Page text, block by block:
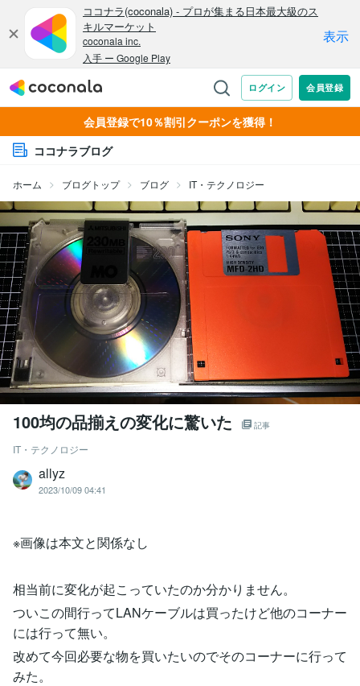
会員登録で10％割引クーポンを獲得！
ココナラブログ
ホーム ブログトップ ブログ IT・テクノロジー
100均の品揃えの変化に驚いた 記事
IT・テクノロジー
allyz
2023/10/09 04:41
※画像は本文と関係なし
相当前に変化が起こっていたのか分かりません。
ついこの間行ってLANケーブルは買ったけど他のコーナー
には行って無い。
改めて今回必要な物を買いたいのでそのコーナーに行って
みた。